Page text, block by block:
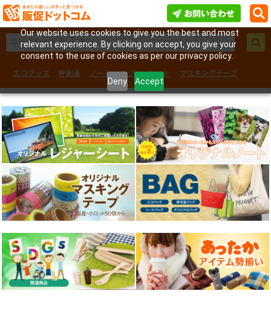
Our website uses cookies to give you the best and most
relevant experience. By clicking on accept, you give your
consent to the use of cookies as per our privacy policy.
Deny Accept
エコグッズ 絆創膏 ノート レジャーシート
マスキングテープ
フェイスシール